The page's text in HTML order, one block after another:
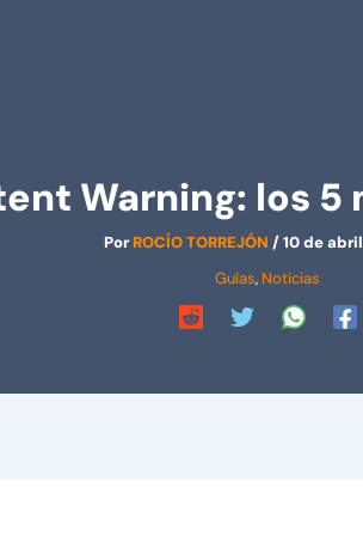
Warning: los 5
PorROCÍO TORREJÓN /10 de
Guías, Noticias